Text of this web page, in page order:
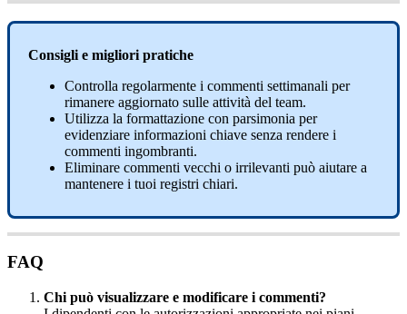
Consigli e migliori pratiche
Controlla regolarmente i commenti settimanali per
rimanere aggiornato sulle attività del team.
Utilizza la formattazione con parsimonia per
evidenziare informazioni chiave senza rendere i
commenti ingombranti.
Eliminare commenti vecchi o irrilevanti può aiutare a
mantenere i tuoi registri chiari.
FAQ
Chi può visualizzare e modificare i commenti?